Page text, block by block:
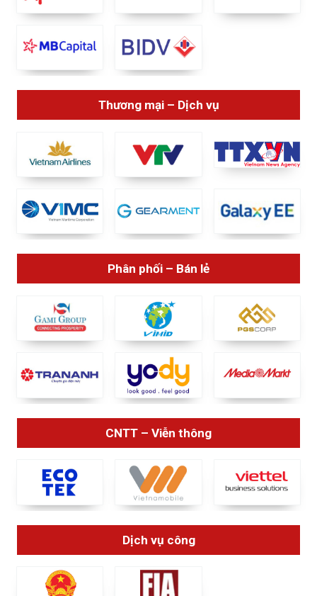
Thương mại – Dịch vụ
Phân phối – Bán lẻ
CNTT – Viễn thông
Dịch vụ công